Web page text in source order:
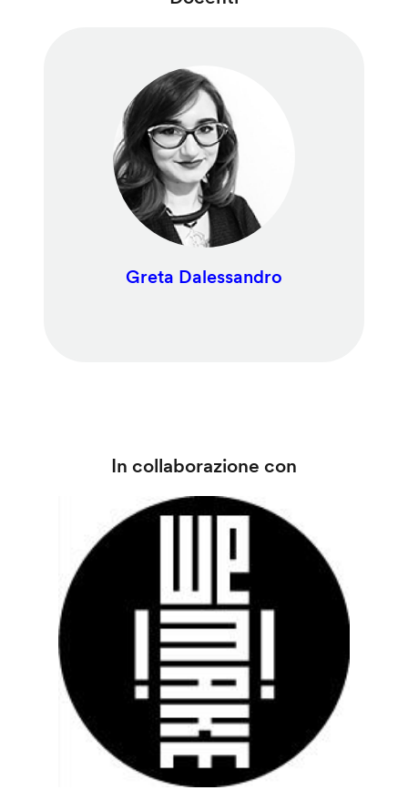
Greta Dalessandro
In collaborazione con